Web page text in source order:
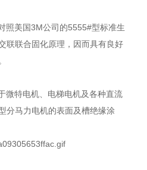
照美国3M公司的5555#型标准生
联联合固化原理，因而具有良好
微特电机、电梯电机及各种直流
分马力电机的表面及槽绝缘涂